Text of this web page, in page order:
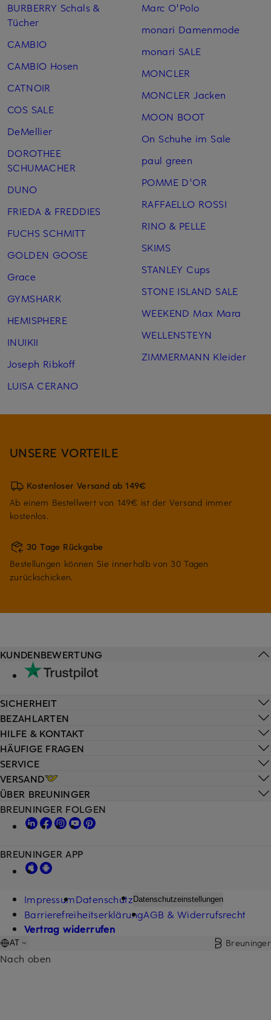
BURBERRY Schals &
Tücher
CAMBIO
CAMBIO Hosen
CATNOIR
COS SALE
DeMellier
DOROTHEE
SCHUMACHER
DUNO
FRIEDA & FREDDIES
FUCHS SCHMITT
GOLDEN GOOSE
Grace
GYMSHARK
HEMISPHERE
INUIKII
Joseph Ribkoff
LUISA CERANO
Marc O'Polo
monari Damenmode
monari SALE
MONCLER
MONCLER Jacken
MOON BOOT
On Schuhe im Sale
paul green
POMME D'OR
RAFFAELLO ROSSI
RINO & PELLE
SKIMS
STANLEY Cups
STONE ISLAND SALE
WEEKEND Max Mara
WELLENSTEYN
ZIMMERMANN Kleider
UNSERE VORTEILE
Kostenloser Versand ab 149€
Ab einem Bestellwert von 149€ ist der Versand immer
kostenlos.
30 Tage Rückgabe
Bestellungen können Sie innerhalb von 30 Tagen
zurückschicken.
HILFE & KONTAKT
HÄUFIGE FRAGEN
SERVICE
VERSAND
KUNDENBEWERTUNG
SICHERHEIT
BEZAHLARTEN
ÜBER BREUNINGER
BREUNINGER FOLGEN
BREUNINGER APP
ImpressumDatenschutz Datenschutzeinstellungen
BarrierefreiheitserklärungAGB & Widerrufsrecht
Vertrag widerrufen
AT Breuninger
Nach oben